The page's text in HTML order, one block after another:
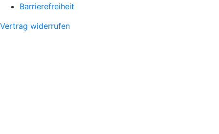
Barrierefreiheit
Vertrag widerrufen